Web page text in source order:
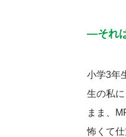
―それ
小学3年
生の私
まま、
怖くて